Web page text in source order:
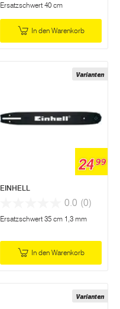
Ersatzschwert 40 cm
In den Warenkorb
Varianten
2499
EINHELL
0.0 (0)
Ersatzschwert 35 cm 1,3 mm
In den Warenkorb
Varianten